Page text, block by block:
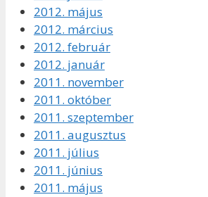
2012. május
2012. március
2012. február
2012. január
2011. november
2011. október
2011. szeptember
2011. augusztus
2011. július
2011. június
2011. május